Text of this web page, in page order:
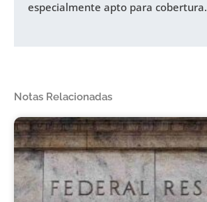
especialmente apto para cobertura.
Notas Relacionadas